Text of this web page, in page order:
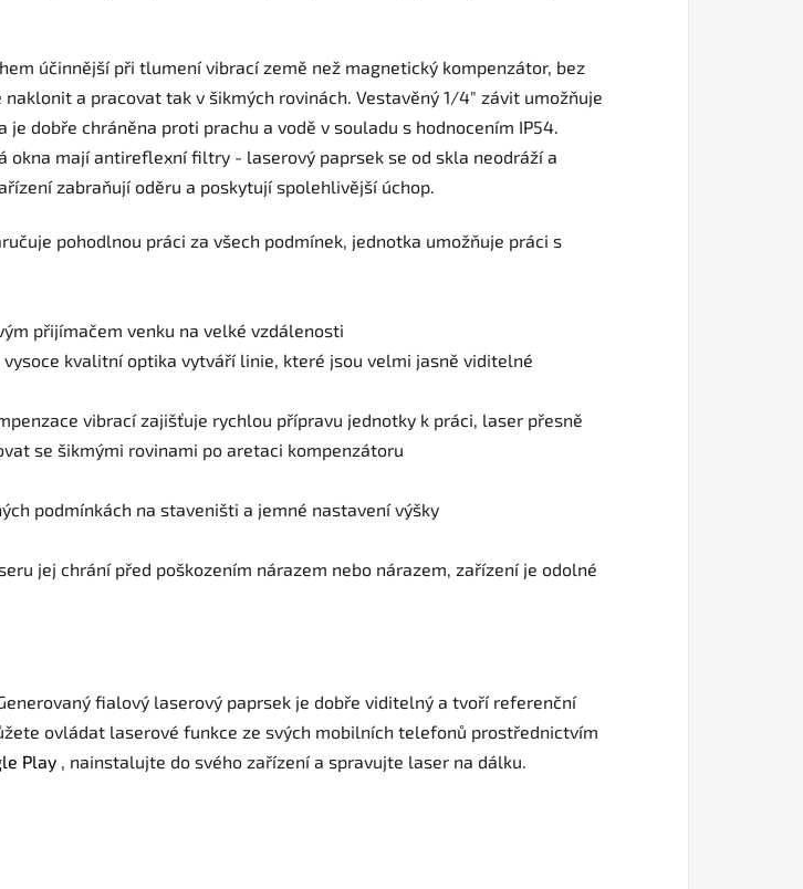
účinnější při tlumení vibrací země než magnetický kompenzátor, bez
a pracovat tak v šikmých rovinách. Vestavěný 1/4″ závit umožňuje
dobře chráněna proti prachu a vodě v souladu s hodnocením IP54.
mají antireflexní filtry - laserový paprsek se od skla neodráží a
zabraňují oděru a poskytují spolehlivější úchop.
pohodlnou práci za všech podmínek, jednotka umožňuje práci s
přijímačem venku na velké vzdálenosti
kvalitní optika vytváří linie, které jsou velmi jasně viditelné
vibrací zajišťuje rychlou přípravu jednotky k práci, laser přesně
se šikmými rovinami po aretaci kompenzátoru
podmínkách na staveništi a jemné nastavení výšky
jej chrání před poškozením nárazem nebo nárazem, zařízení je odolné
fialový laserový paprsek je dobře viditelný a tvoří referenční
ovládat laserové funkce ze svých mobilních telefonů prostřednictvím
Play , nainstalujte do svého zařízení a spravujte laser na dálku.